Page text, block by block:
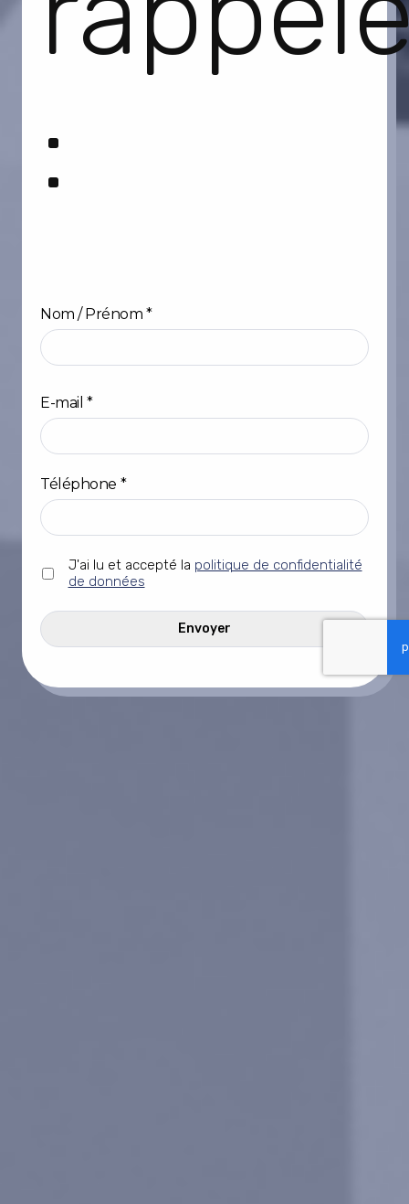
:
Nom / Prénom *
E-mail *
Téléphone *
Sans
titre
J'ai lu et accepté la politique de confidentialité
de données
CAPTCHA